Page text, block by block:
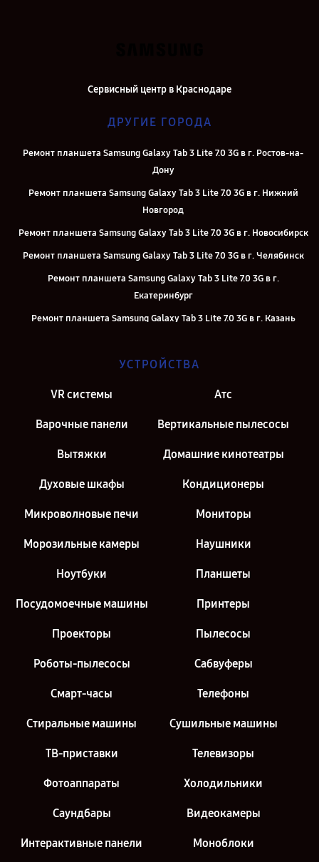
Сервисный центр в Краснодаре
ДРУГИЕ ГОРОДА
Ремонт планшета Samsung Galaxy Tab 3 Lite 7.0 3G в г. Ростов-на-
Дону
Ремонт планшета Samsung Galaxy Tab 3 Lite 7.0 3G в г. Нижний
Новгород
Ремонт планшета Samsung Galaxy Tab 3 Lite 7.0 3G в г. Новосибирск
Ремонт планшета Samsung Galaxy Tab 3 Lite 7.0 3G в г. Челябинск
Ремонт планшета Samsung Galaxy Tab 3 Lite 7.0 3G в г.
Екатеринбург
Ремонт планшета Samsung Galaxy Tab 3 Lite 7.0 3G в г. Казань
Ремонт планшета Samsung Galaxy Tab 3 Lite 7.0 3G в г. Санкт-
УСТРОЙСТВА
VR системы Атс
Варочные панели Вертикальные пылесосы
Вытяжки Домашние кинотеатры
Духовые шкафы Кондиционеры
Микроволновые печи Мониторы
Морозильные камеры Наушники
Ноутбуки Планшеты
Посудомоечные машины Принтеры
Проекторы Пылесосы
Роботы-пылесосы Сабвуферы
Смарт-часы Телефоны
Стиральные машины Сушильные машины
ТВ-приставки Телевизоры
Фотоаппараты Холодильники
Саундбары Видеокамеры
Интерактивные панели Моноблоки